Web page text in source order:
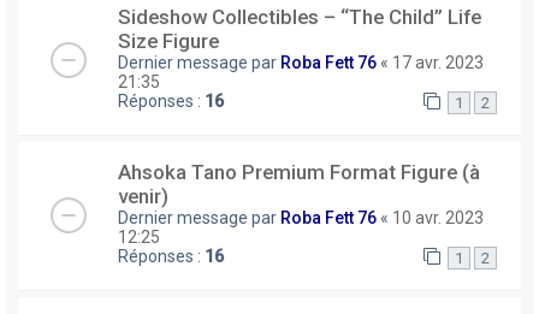
Sideshow Collectibles – “The Child” Life
Size Figure
Dernier message par Roba Fett 76 « 17 avr. 2023
21:35
Réponses : 16 1 2
Ahsoka Tano Premium Format Figure (à
venir)
Dernier message par Roba Fett 76 « 10 avr. 2023
12:25
Réponses : 16 1 2